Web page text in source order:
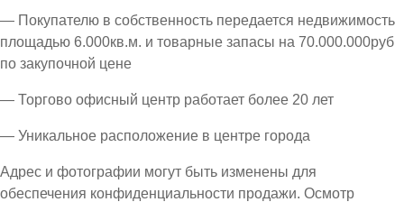
— Покупателю в собственность передается недвижимость
площадью 6.000кв.м. и товарные запасы на 70.000.000руб
по закупочной цене
— Торгово офисный центр работает более 20 лет
— Уникальное расположение в центре города
Адрес и фотографии могут быть изменены для
обеспечения конфиденциальности продажи. Осмотр